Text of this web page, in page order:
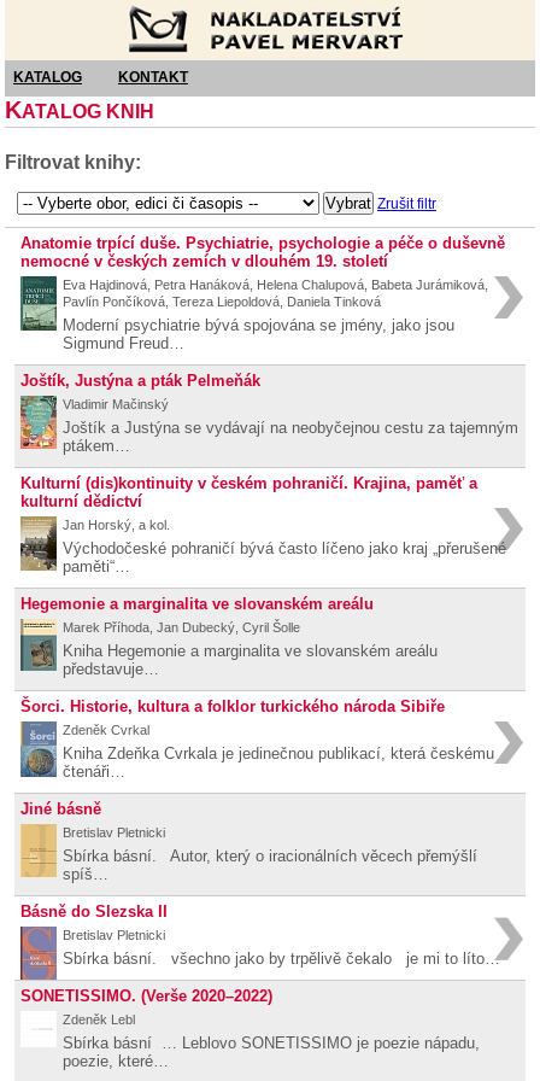
KATALOG KONTAKT
KATALOG KNIH
Filtrovat knihy:
Zrušit filtr
Anatomie trpící duše. Psychiatrie, psychologie a péče o duševně
nemocné v českých zemích v dlouhém 19. století
Eva Hajdinová, Petra Hanáková, Helena Chalupová, Babeta Jurámiková,
Pavlín Pončíková, Tereza Liepoldová, Daniela Tinková
Moderní psychiatrie bývá spojována se jmény, jako jsou
Sigmund Freud…
Joštík, Justýna a pták Pelmeňák
Vladimir Mačinský
Joštík a Justýna se vydávají na neobyčejnou cestu za tajemným
ptákem…
Kulturní (dis)kontinuity v českém pohraničí. Krajina, paměť a
kulturní dědictví
Jan Horský, a kol.
Východočeské pohraničí bývá často líčeno jako kraj „přerušené
paměti“…
Hegemonie a marginalita ve slovanském areálu
Marek Příhoda, Jan Dubecký, Cyril Šolle
Kniha Hegemonie a marginalita ve slovanském areálu
představuje…
Šorci. Historie, kultura a folklor turkického národa Sibiře
Zdeněk Cvrkal
Kniha Zdeňka Cvrkala je jedinečnou publikací, která českému
čtenáři…
Jiné básně
Bretislav Pletnicki
Sbírka básní. Autor, který o iracionálních věcech přemýšlí
spíš…
Básně do Slezska II
Bretislav Pletnicki
Sbírka básní. všechno jako by trpělivě čekalo je mi to líto…
SONETISSIMO. (Verše 2020–2022)
Zdeněk Lebl
Sbírka básní … Leblovo SONETISSIMO je poezie nápadu,
poezie, které…